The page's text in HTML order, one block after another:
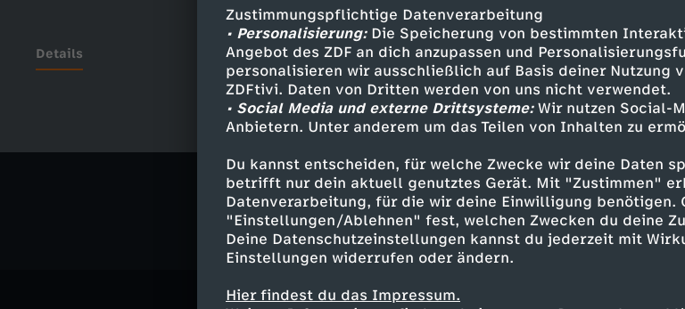
Zustimmungspflichtige Datenverarbeitung
• Personalisierung:Die Speicherung von bestimmten
Angebot des ZDF an dich anzupassen und
personalisieren wir ausschließlich auf Basis deiner Nutzung
ZDFtivi. Daten von Dritten werden von uns nicht verwendet.
• Social Media und externe Drittsysteme:Wir nutzen Social-
Anbietern. Unter anderem um das Teilen von Inhalten zu
Du kannst entscheiden, für welche Zwecke wir deine Daten
betrifft nur dein aktuell genutztes Gerät. Mit "Zustimmen"
Datenverarbeitung, für die wir deine Einwilligung benötigen.
"Einstellungen/Ablehnen" fest, welchen Zwecken du deine
Deine Datenschutzeinstellungen kannst du jederzeit mit
Einstellungen widerrufen oder ändern.
Hier findest du das Impressum.
(Instrumental Version) - Kalle EngstromLast To Know (Instrumental
Version) - Martin HallNow We Do It Again (Instrumental Version) - Martin
HallPower To The People 1 - Jack ElphickRoll The Dice (Instrumental
Version) - Tommy LjungbergRun Run Run (Instrumental Version) - Kalle
Details
Ähnliche Inhalte entdecken
Sex Video provokant Untertitel